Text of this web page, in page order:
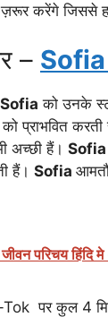
करेंगे जिससे
–
Sofia को उनके
प्राभवित करती
अच्छी हैं।
हैं। Sofia
का जीवन परिचय
पर कुल 4